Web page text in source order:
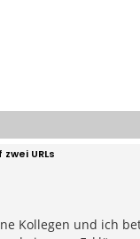
URLs
und ich